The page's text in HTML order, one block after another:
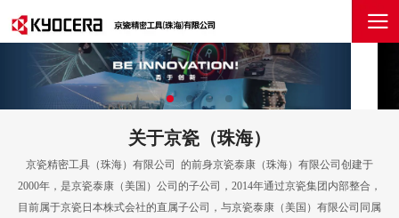
关于京瓷（珠海）
京瓷精密工具（珠海）有限公司 的前身京瓷泰康（珠海）有限公司创建于
2000年，是京瓷泰康（美国）公司的子公司，2014年通过京瓷集团内部整合，
目前属于京瓷日本株式会社的直属子公司，与京瓷泰康（美国）有限公司同属